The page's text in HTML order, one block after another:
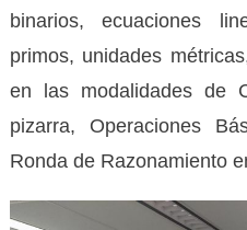
binarios, ecuaciones
primos, unidades
en las modalidades de
pizarra, Operaciones
Ronda de Razonamiento